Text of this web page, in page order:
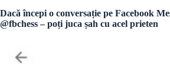
Dacă începi o conversație pe Facebook
@fbchess – poți juca șah cu acel prieten